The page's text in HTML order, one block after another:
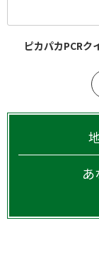
ピカパカPCRク